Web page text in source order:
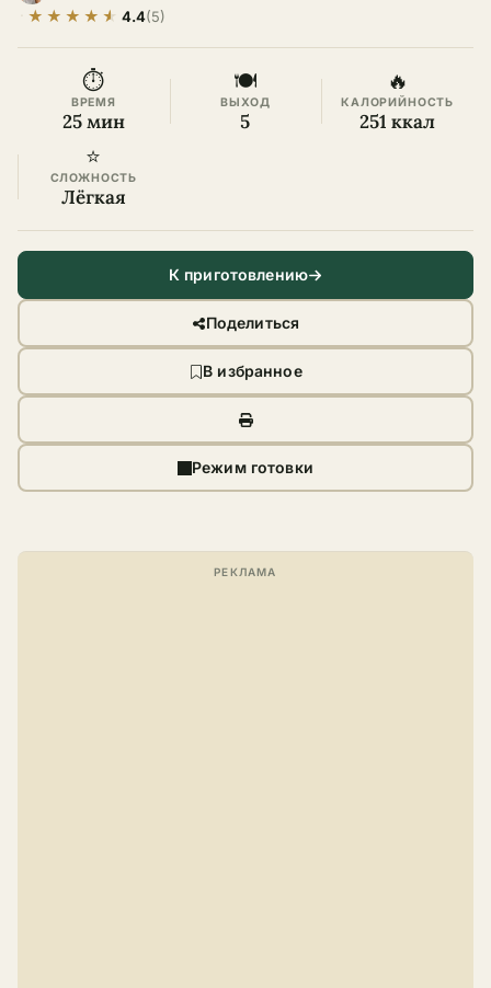
★ ★ ★ ★ ★ 4.4(5)
⏱
ВРЕМЯ
25 мин
🍽
ВЫХОД
5
🔥
КАЛОРИЙНОСТЬ
251 ккал
⭐
СЛОЖНОСТЬ
Лёгкая
К приготовлению
Поделиться
В избранное
Режим готовки